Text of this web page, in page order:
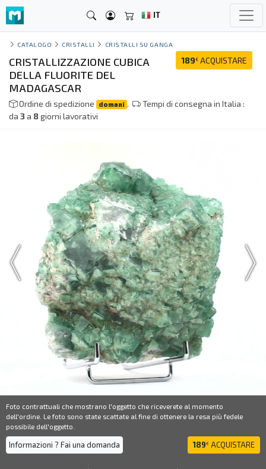
IT
CATALOGO CRISTALLI CRISTALLI SU GANGA
189€ ACQUISTARE
CRISTALLIZZAZIONE CUBICA
DELLA FLUORITE DEL
MADAGASCAR
Ordine di spedizione domani .
Tempi di consegna in Italia :
da 3a 8giorni lavorativi
Foto contrattuali che mostrano l'oggetto che riceverete al momento
dell'ordine. Le foto sono state scattate al fine di ottenere la resa più fedele
possibile dell'oggetto.
Informazioni ? Fai una domanda 189€ ACQUISTARE